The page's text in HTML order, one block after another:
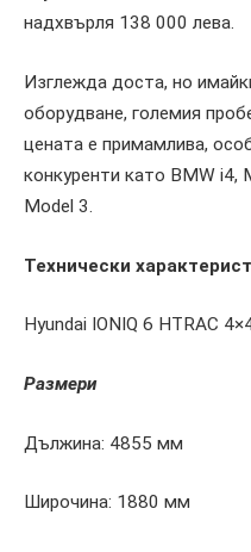
надхвърля 138 000 лева.
Изглежда доста, но
оборудване, големия
цената е примамлива,
конкуренти като BMW i4,
Model 3.
Технически
Hyundai IONIQ 6 HTRAC
Размери
Дължина: 4855 мм
Широчина: 1880 мм